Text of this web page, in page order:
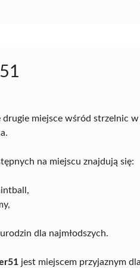
drugie miejsce wśród strzelnic
na miejscu znajdują się:
dla najmłodszych.
jest miejscem przyjaznym